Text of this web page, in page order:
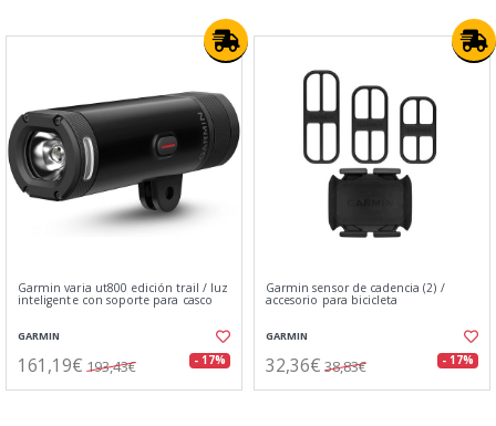
Garmin varia ut800 edición trail / luz
inteligente con soporte para casco
GARMIN
161,19€ 193,43€ - 17%
Garmin sensor de cadencia (2) /
accesorio para bicicleta
GARMIN
32,36€ 38,83€ - 17%